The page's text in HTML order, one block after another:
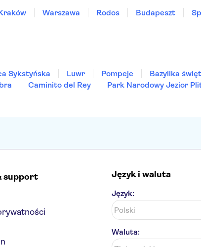
Warszawa Rodos Budapeszt
Sykstyńska Luwr Pompeje
Bazylika
Caminito del Rey
Park Narodowy Jezior
support Język i waluta
Język:
Waluta: